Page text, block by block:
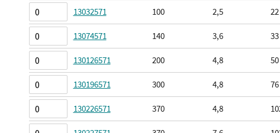
Elementos
de
artículos
agrupados
13032571 100 2,5 22
13074571 140 3,6 33
130126571 200 4,8 50
130196571 300 4,8 76
130226571 370 4,8